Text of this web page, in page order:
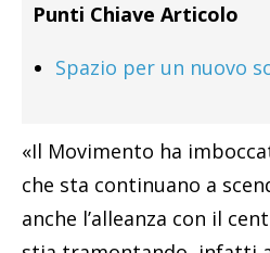
Punti Chiave Articolo
Spazio per un nuovo
«Il Movimento ha
che sta continuano a
anche l’alleanza con il